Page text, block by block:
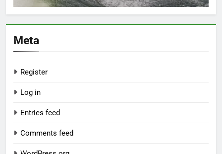
Meta
Register
Log in
Entries feed
Comments feed